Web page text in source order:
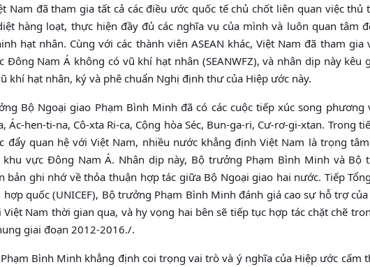
Nam đã tham gia tất cả các điều ước quốc tế chủ chốt liên quan việc thủ
hàng loạt, thực hiện đầy đủ các nghĩa vụ của mình và luôn quan tâm
hạt nhân. Cùng với các thành viên ASEAN khác, Việt Nam đã tham gia
Đông Nam Á không có vũ khí hạt nhân (SEANWFZ), và nhân dịp này kêu
khí hạt nhân, ký và phê chuẩn Nghị định thư của Hiệp ước này.
Bộ Ngoại giao Phạm Bình Minh đã có các cuộc tiếp xúc song phương
hen-ti-na, Cô-xta Ri-ca, Cộng hòa Séc, Bun-ga-ri, Cư-rơ-gi-xtan. Trong
đẩy quan hệ với Việt Nam, nhiều nước khẳng định Việt Nam là trọng
vực Đông Nam Á. Nhân dịp này, Bộ trưởng Phạm Bình Minh và Bộ
bản ghi nhớ về thỏa thuận hợp tác giữa Bộ Ngoại giao hai nước. Tiếp
quốc (UNICEF), Bộ trưởng Phạm Bình Minh đánh giá cao sự hỗ trợ
Việt Nam thời gian qua, và hy vọng hai bên sẽ tiếp tục hợp tác chặt chẽ
giai đoạn 2012-2016./.
Bình Minh khẳng định coi trọng vai trò và ý nghĩa của Hiệp ước cấm